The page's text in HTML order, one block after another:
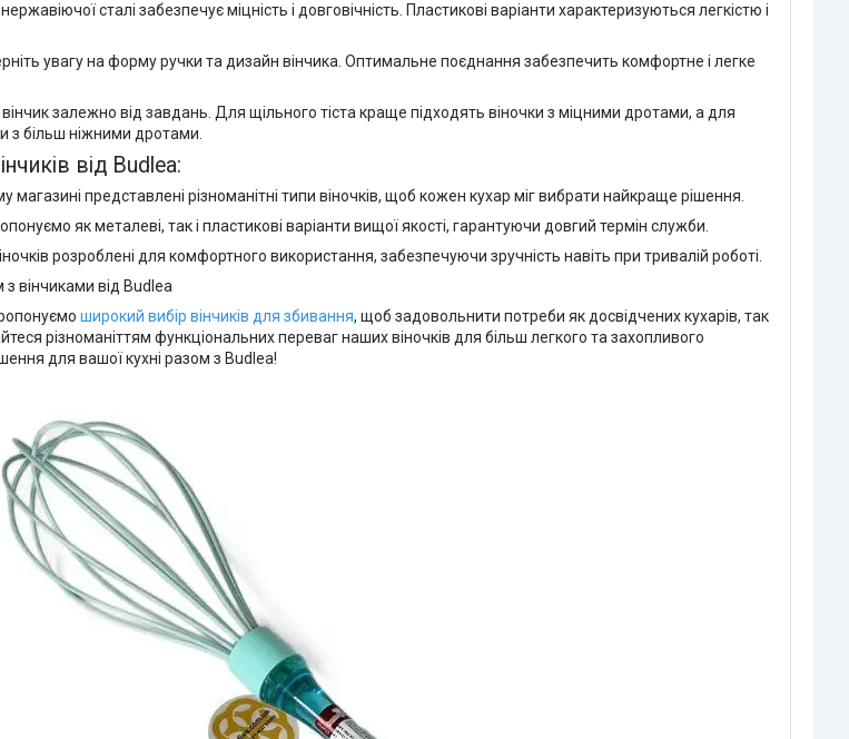
сталі забезпечує міцність і довговічність. Пластикові варіанти характеризуються легкістю і
увагу на форму ручки та дизайн вінчика. Оптимальне поєднання забезпечить комфортне і легке
залежно від завдань. Для щільного тіста краще підходять віночки з міцними дротами, а для
з більш ніжними дротами.
від Budlea:
представлені різноманітні типи віночків, щоб кожен кухар міг вибрати найкраще рішення.
як металеві, так і пластикові варіанти вищої якості, гарантуючи довгий термін служби.
розроблені для комфортного використання, забезпечуючи зручність навіть при тривалій роботі.
вінчиками від Budlea
широкий вибір вінчиків для збивання, щоб задовольнити потреби як досвідчених кухарів, так
різноманіттям функціональних переваг наших віночків для більш легкого та захопливого
для вашої кухні разом з Budlea!